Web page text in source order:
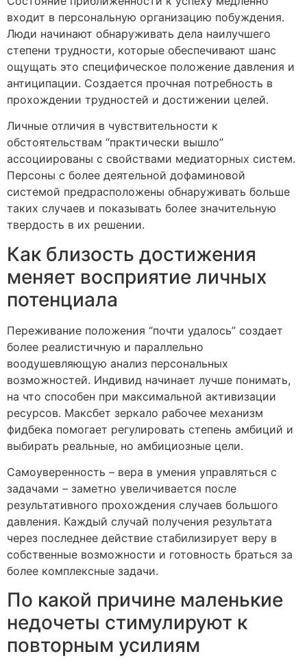
входит в персональную организацию побуждения.
Люди начинают обнаруживать дела наилучшего
степени трудности, которые обеспечивают шанс
ощущать это специфическое положение давления и
антиципации. Создается прочная потребность в
прохождении трудностей и достижении целей.
Личные отличия в чувствительности к
обстоятельствам “практически вышло”
ассоциированы с свойствами медиаторных систем.
Персоны с более деятельной дофаминовой
системой предрасположены обнаруживать больше
таких случаев и показывать более значительную
твердость в их решении.
Как близость достижения
меняет восприятие личных
потенциала
Переживание положения “почти удалось” создает
более реалистичную и параллельно
воодушевляющую анализ персональных
возможностей. Индивид начинает лучше понимать,
на что способен при максимальной активизации
ресурсов. Максбет зеркало рабочее механизм
фидбека помогает регулировать степень амбиций и
выбирать реальные, но амбициозные цели.
Самоуверенность – вера в умения управляться с
задачами – заметно увеличивается после
результативного прохождения случаев большого
давления. Каждый случай получения результата
через последнее действие стабилизирует веру в
собственные возможности и готовность браться за
более комплексные задачи.
По какой причине маленькие
недочеты стимулируют к
повторным усилиям